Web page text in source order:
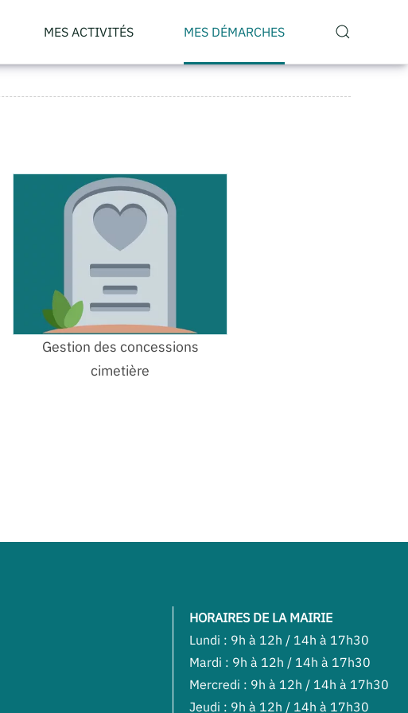
MES ACTIVITÉS MES DÉMARCHES
Gestion des concessions
cimetière
HORAIRES DE LA MAIRIE
Lundi : 9h à 12h / 14h à 17h30
Mardi : 9h à 12h / 14h à 17h30
Mercredi : 9h à 12h / 14h à 17h30
Jeudi : 9h à 12h / 14h à 17h30